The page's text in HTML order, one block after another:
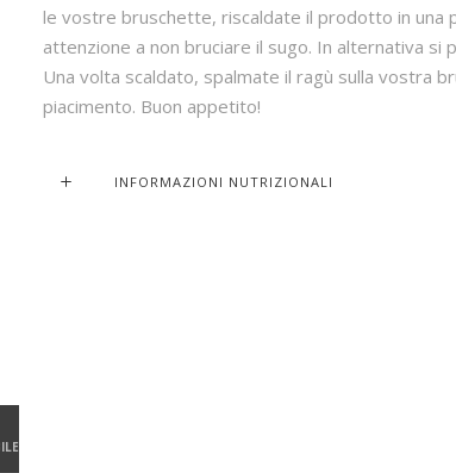
le vostre bruschette, riscaldate il prodotto in una
attenzione a non bruciare il sugo. In alternativa si
Una volta scaldato, spalmate il ragù sulla vostra
piacimento. Buon appetito!
INFORMAZIONI NUTRIZIONALI